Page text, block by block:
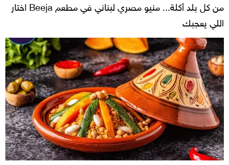
من كل بلد أكلة... منيو مصري لبناني في مطعم Beeja اختار
اللي يعجبك